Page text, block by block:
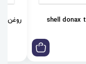
روغن shell donax td 85w